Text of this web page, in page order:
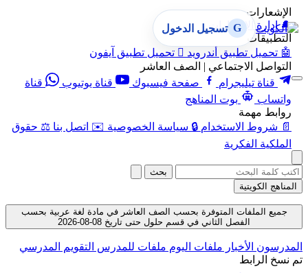
الإشعارات
🔔 إدارة الإشعارات
التطبيقات
🤖 تحميل تطبيق أندرويد  تحميل تطبيق آيفون
التواصل الاجتماعي | الصف العاشر
قناة تيليجرام
صفحة فيسبوك قناة يوتيوب
قناة
واتساب
بوت المناهج
روابط مهمة
📄 شروط الاستخدام 🔒 سياسة الخصوصية ✉️ اتصل بنا ⚖️ حقوق
الملكية الفكرية
G تسجيل الدخول
بحث
المناهج الكويتية
جميع الملفات المتوفرة بحسب الصف العاشر في مادة لغة عربية بحسب
الفصل الثاني في قسم حلول حتى تاريخ 08-08-2026
المدرسون الأخبار ملفات اليوم ملفات للمدرس التقويم المدرسي
تم نسخ الرابط